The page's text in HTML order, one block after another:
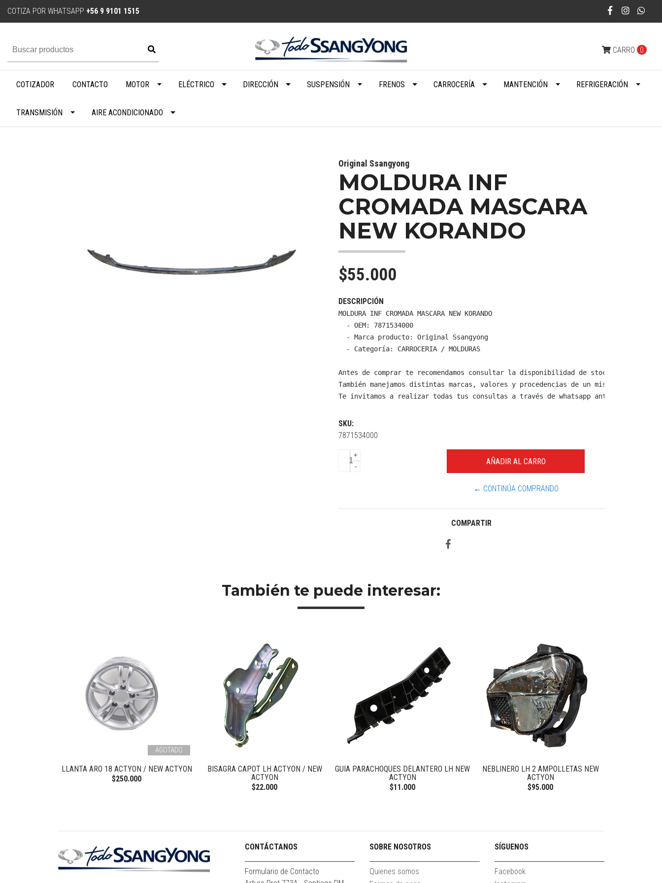
COTIZA POR WHATSAPP +56 9 9101 1515
CARRO 0
COTIZADOR CONTACTO MOTOR ELÉCTRICO DIRECCIÓN SUSPENSIÓN FRENOS CARROCERÍA MANTENCIÓN REFRIGERACIÓN
TRANSMISIÓN AIRE ACONDICIONADO
Original Ssangyong
MOLDURA INF
CROMADA MASCARA
NEW KORANDO
$55.000
DESCRIPCIÓN
MOLDURA INF CROMADA MASCARA NEW KORANDO
  - OEM: 7871534000
  - Marca producto: Original Ssangyong
  - Categoría: CARROCERIA / MOLDURAS
Antes de comprar te recomendamos consultar la disponibilidad de stock y
También manejamos distintas marcas, valores y procedencias de un mismo producto.
Te invitamos a realizar todas tus consultas a través de whatsapp antes de
SKU:
7871534000
+
-
← CONTINÚA COMPRANDO
COMPARTIR
También te puede interesar:
AGOTADO
LLANTA ARO 18 ACTYON / NEW ACTYON
$250.000
BISAGRA CAPOT LH ACTYON / NEW
ACTYON
$22.000
GUIA PARACHOQUES DELANTERO LH NEW
ACTYON
$11.000
NEBLINERO LH 2 AMPOLLETAS NEW
ACTYON
$95.000
CONTÁCTANOS
Formulario de Contacto
SOBRE NOSOTROS
Quienes somos
SÍGUENOS
Facebook